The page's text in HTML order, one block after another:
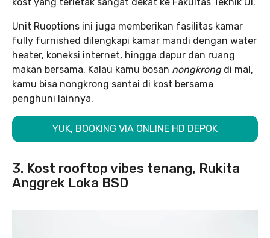
Unit Ruoptions ini juga memberikan fasilitas kamar
fully furnished dilengkapi kamar mandi dengan water
heater, koneksi internet, hingga dapur dan ruang
makan bersama. Kalau kamu bosan nongkrong di mal,
kamu bisa nongkrong santai di kost bersama
penghuni lainnya.
YUK, BOOKING VIA ONLINE HD DEPOK
3. Kost rooftop vibes tenang, Rukita
Anggrek Loka BSD